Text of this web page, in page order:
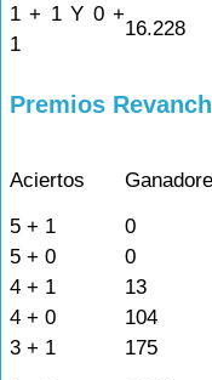
1 + 1 Y 0 +
1
16.228
Premios
Aciertos
5 + 1
0
5 + 0
0
4 + 1
13
4 + 0
104
3 + 1
175